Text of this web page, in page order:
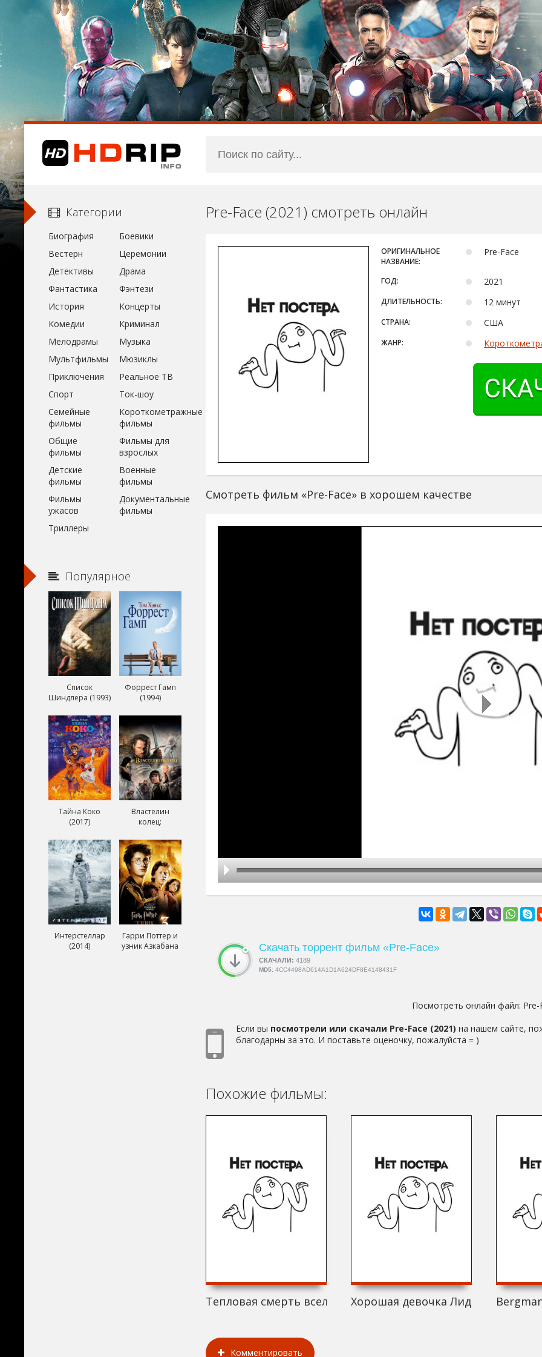
Pre-Face (2021) смотреть онлайн
ОРИГИНАЛЬНОЕ
НАЗВАНИЕ:
Pre-Face
ГОД: 2021
ДЛИТЕЛЬНОСТЬ: 12 минут
СТРАНА: США
ЖАНР:
Смотреть фильм «Pre-Face» в хорошем качестве
Скачать торрент фильм «Pre-Face»
СКАЧАЛИ: 4189
MD5: 4CC4498AD614A1D1A624DF8E4148431F
Посмотреть онлайн файл: Pre-
Если вы посмотрели или скачали Pre-Face (2021) на нашем сайте,
благодарны за это. И поставьте оценочку, пожалуйста = )
Похожие фильмы:
Тепловая смерть вселенной (2021)Хорошая девочка Лида (2021)
Комментировать
Категории
Биография
Боевики
Вестерн
Церемонии
Детективы
Драма
Фантастика
Фэнтези
История
Концерты
Комедии
Криминал
Мелодрамы
Музыка
Мультфильмы
Мюзиклы
Приключения
Реальное ТВ
Спорт
Ток-шоу
Семейные
фильмы
Короткометражные
фильмы
Общие
фильмы
Фильмы для
взрослых
Детские
фильмы
Военные
фильмы
Фильмы
ужасов
Документальные
фильмы
Триллеры
Популярное
Список
Шиндлера (1993)
Форрест Гамп
(1994)
Тайна Коко
(2017)
Властелин
колец:
короля (2003)
Интерстеллар
(2014)
Гарри Поттер и
узник Азкабана